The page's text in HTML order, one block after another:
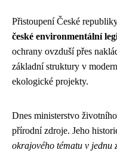
Přistoupení České
české environmentální
ochrany ovzduší přes
základní struktury v
ekologické projekty.
Dnes ministerstvo
přírodní zdroje. Jeho
okrajového tématu v